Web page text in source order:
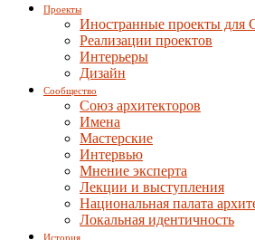
Проекты
Иностранные проекты для
Реализации проектов
Интерьеры
Дизайн
Сообщество
Союз архитекторов
Имена
Мастерские
Интервью
Мнение эксперта
Лекции и выступления
Национальная палата
Локальная идентичность
История